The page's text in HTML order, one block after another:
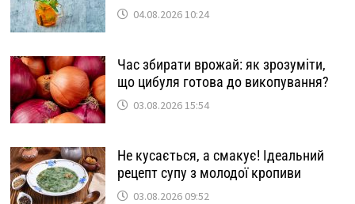
04.08.2026 10:24
Час збирати врожай: як зрозуміти,
що цибуля готова до викопування?
03.08.2026 15:54
Не кусається, а смакує! Ідеальний
рецепт супу з молодої кропиви
03.08.2026 09:52